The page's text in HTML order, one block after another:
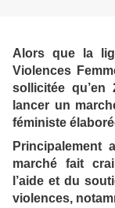
Alors que la
Violences
sollicitée
lancer un
féministe
Principalement
marché fait
l’aide et du
violences,